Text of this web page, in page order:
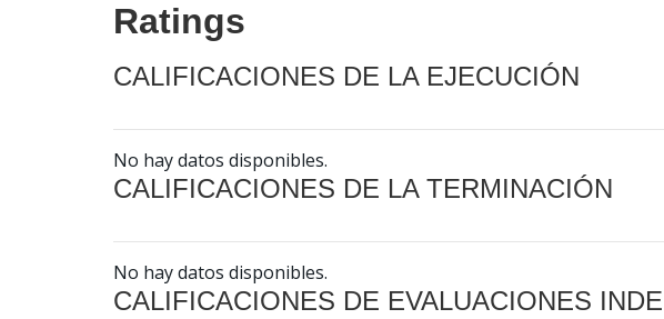
Ratings
CALIFICACIONES DE LA EJECUCIÓN
No hay datos disponibles.
CALIFICACIONES DE LA TERMINACIÓN
No hay datos disponibles.
CALIFICACIONES DE EVALUACIONES